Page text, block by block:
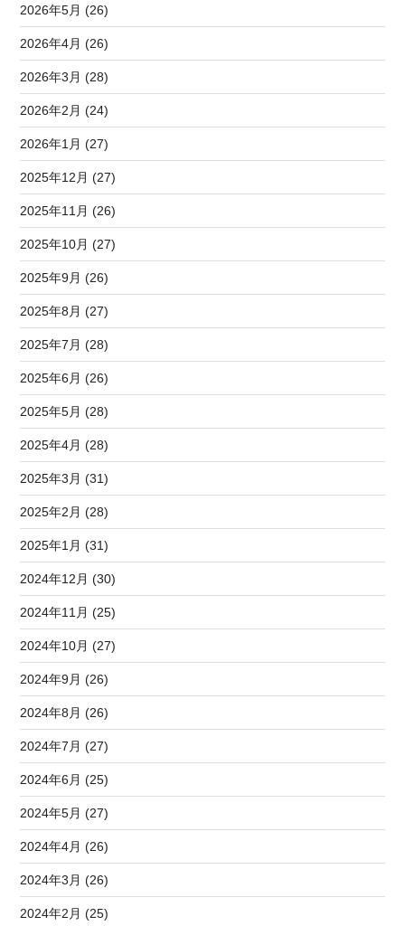
2026年5月 (26)
2026年4月 (26)
2026年3月 (28)
2026年2月 (24)
2026年1月 (27)
2025年12月 (27)
2025年11月 (26)
2025年10月 (27)
2025年9月 (26)
2025年8月 (27)
2025年7月 (28)
2025年6月 (26)
2025年5月 (28)
2025年4月 (28)
2025年3月 (31)
2025年2月 (28)
2025年1月 (31)
2024年12月 (30)
2024年11月 (25)
2024年10月 (27)
2024年9月 (26)
2024年8月 (26)
2024年7月 (27)
2024年6月 (25)
2024年5月 (27)
2024年4月 (26)
2024年3月 (26)
2024年2月 (25)